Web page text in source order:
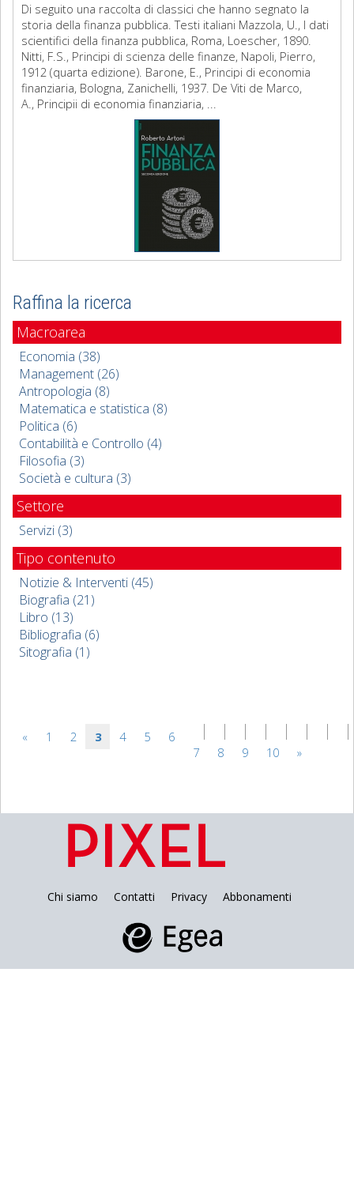
Di seguito una raccolta di classici che hanno segnato la
storia della finanza pubblica. Testi italiani Mazzola, U., I dati
scientifici della finanza pubblica, Roma, Loescher, 1890.
Nitti, F.S., Principi di scienza delle finanze, Napoli, Pierro,
1912 (quarta edizione). Barone, E., Principi di economia
finanziaria, Bologna, Zanichelli, 1937. De Viti de Marco,
A., Principii di economia finanziaria, ...
Raffina la ricerca
Macroarea
Economia (38)
Management (26)
Antropologia (8)
Matematica e statistica (8)
Politica (6)
Contabilità e Controllo (4)
Filosofia (3)
Società e cultura (3)
Settore
Servizi (3)
Tipo contenuto
Notizie & Interventi (45)
Biografia (21)
Libro (13)
Bibliografia (6)
Sitografia (1)
« 1 2 3 4 5
6
7
8 9 10 »
Chi siamo Contatti Privacy Abbonamenti